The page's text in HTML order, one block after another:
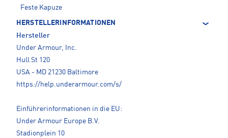
Feste Kapuze
HERSTELLERINFORMATIONEN
Hersteller
Under Armour, Inc.
Hull St 120
USA - MD 21230 Baltimore
https://help.underarmour.com/s/
Einführerinformationen in die EU:
Under Armour Europe B.V.
Stadionplein 10